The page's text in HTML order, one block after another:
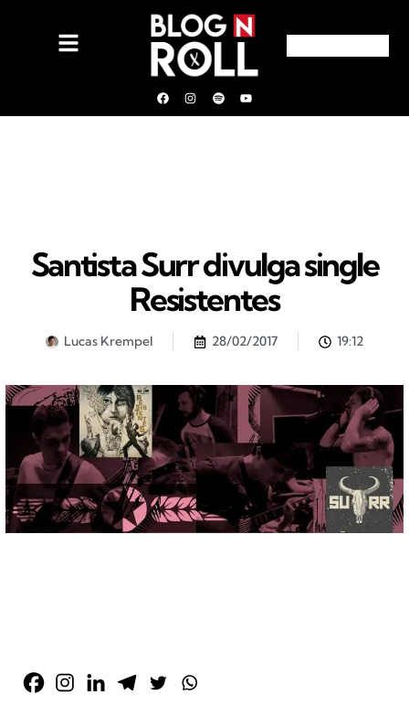
Santista Surr divulga single
Resistentes
Lucas Krempel 28/02/2017 19:12